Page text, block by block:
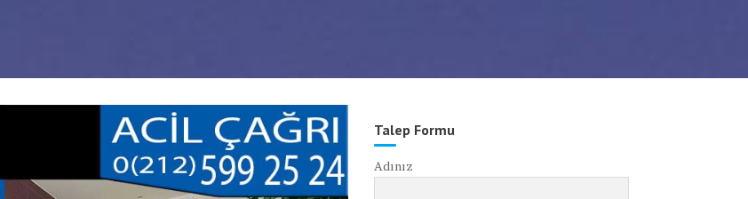
Talep Formu
Adınız